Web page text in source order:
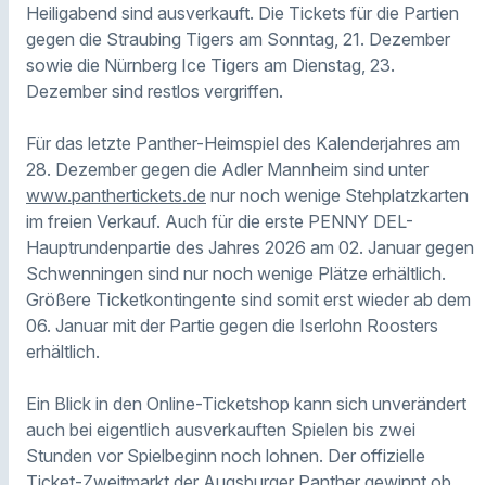
Heiligabend sind ausverkauft. Die Tickets für die Partien
gegen die Straubing Tigers am Sonntag, 21. Dezember
sowie die Nürnberg Ice Tigers am Dienstag, 23.
Dezember sind restlos vergriffen.
Für das letzte Panther-Heimspiel des Kalenderjahres am
28. Dezember gegen die Adler Mannheim sind unter
www.panthertickets.de nur noch wenige Stehplatzkarten
im freien Verkauf. Auch für die erste PENNY DEL-
Hauptrundenpartie des Jahres 2026 am 02. Januar gegen
Schwenningen sind nur noch wenige Plätze erhältlich.
Größere Ticketkontingente sind somit erst wieder ab dem
06. Januar mit der Partie gegen die Iserlohn Roosters
erhältlich.
Ein Blick in den Online-Ticketshop kann sich unverändert
auch bei eigentlich ausverkauften Spielen bis zwei
Stunden vor Spielbeginn noch lohnen. Der offizielle